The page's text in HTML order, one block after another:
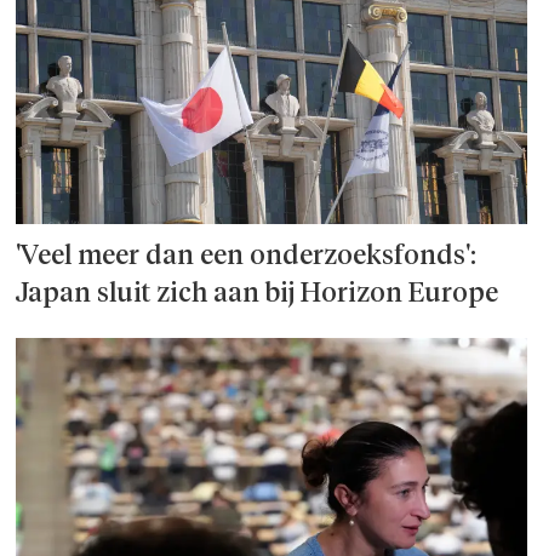
'Veel meer dan een onderzoeks­fonds':
Japan sluit zich aan bij Horizon Europe